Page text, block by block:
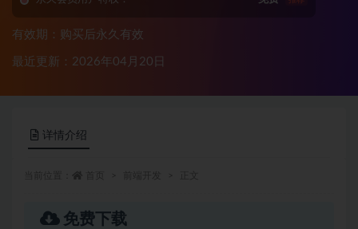
有效期：购买后永久有效
最近更新：2026年04月20日
详情介绍
免费下载